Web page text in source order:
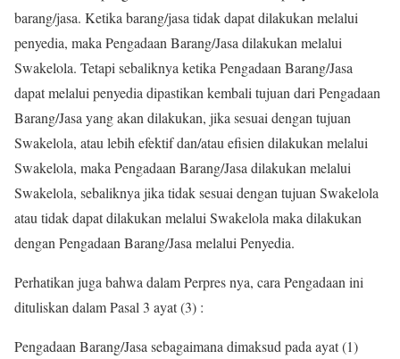
barang/jasa. Ketika barang/jasa tidak dapatdilakukan melalui
penyedia, maka Pengadaan Barang/Jasa dilakukan melalui
Swakelola. Tetapi sebaliknya ketika Pengadaan Barang/Jasa
dapat melalui penyedia dipastikan kembali tujuan dari Pengadaan
Barang/Jasa yang akan dilakukan, jika sesuai dengan tujuan
Swakelola, atau lebih efektif dan/atau efisien dilakukan melalui
Swakelola, maka Pengadaan Barang/Jasa dilakukan melalui
Swakelola, sebaliknya jika tidak sesuai dengan tujuan Swakelola
atau tidak dapat dilakukan melalui Swakelola maka dilakukan
dengan Pengadaan Barang/Jasa melalui Penyedia.
Perhatikan juga bahwa dalam Perpres nya, cara Pengadaan ini
dituliskan dalam Pasal 3 ayat (3) :
Pengadaan Barang/Jasa sebagaimana dimaksud pada ayat (1)